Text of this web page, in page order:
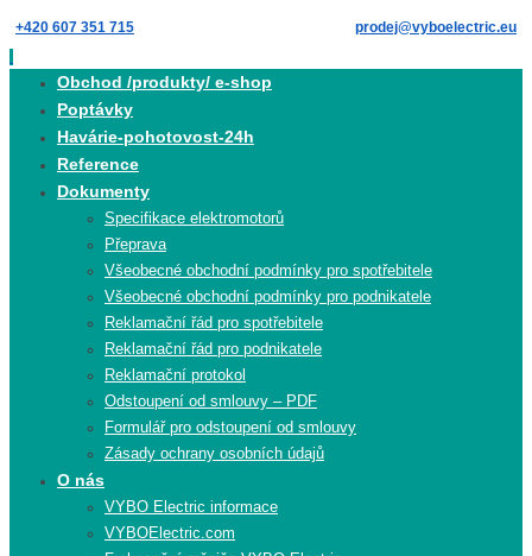
Skip
to
content
+420 607 351 715 prodej@vyboelectric.eu
Obchod /produkty/ e-shop
Poptávky
Havárie-pohotovost-24h
Reference
Dokumenty
Specifikace elektromotorů
Přeprava
Všeobecné obchodní podmínky pro spotřebitele
Všeobecné obchodní podmínky pro podnikatele
Reklamační řád pro spotřebitele
Reklamační řád pro podnikatele
Reklamační protokol
Odstoupení od smlouvy – PDF
Formulář pro odstoupení od smlouvy
Zásady ochrany osobních údajů
O nás
VYBO Electric informace
VYBOElectric.com